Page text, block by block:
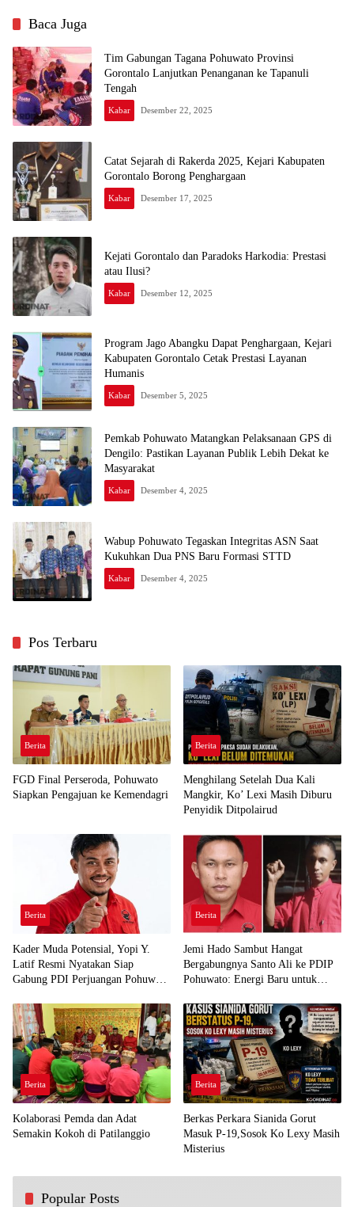
Baca Juga
Tim Gabungan Tagana Pohuwato Provinsi
Gorontalo Lanjutkan Penanganan ke Tapanuli
Tengah
Kabar Desember 22, 2025
Catat Sejarah di Rakerda 2025, Kejari Kabupaten
Gorontalo Borong Penghargaan
Kabar Desember 17, 2025
Kejati Gorontalo dan Paradoks Harkodia: Prestasi
atau Ilusi?
Kabar Desember 12, 2025
Program Jago Abangku Dapat Penghargaan, Kejari
Kabupaten Gorontalo Cetak Prestasi Layanan
Humanis
Kabar Desember 5, 2025
Pemkab Pohuwato Matangkan Pelaksanaan GPS di
Dengilo: Pastikan Layanan Publik Lebih Dekat ke
Masyarakat
Kabar Desember 4, 2025
Wabup Pohuwato Tegaskan Integritas ASN Saat
Kukuhkan Dua PNS Baru Formasi STTD
Kabar Desember 4, 2025
Pos Terbaru
Berita
FGD Final Perseroda, Pohuwato
Siapkan Pengajuan ke Kemendagri
Berita
Menghilang Setelah Dua Kali
Mangkir, Ko’ Lexi Masih Diburu
Penyidik Ditpolairud
Berita
Kader Muda Potensial, Yopi Y.
Latif Resmi Nyatakan Siap
Gabung PDI Perjuangan Pohuwato
Berita
Jemi Hado Sambut Hangat
Bergabungnya Santo Ali ke PDIP
Pohuwato: Energi Baru untuk
Berita
Kolaborasi Pemda dan Adat
Semakin Kokoh di Patilanggio
Berita
Berkas Perkara Sianida Gorut
Masuk P-19,Sosok Ko Lexy Masih
Misterius
Popular Posts